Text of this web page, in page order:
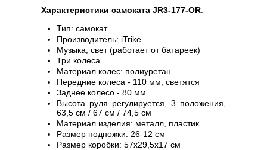
Характеристики самоката JR3-177-OR:
Тип: самокат
Производитель: iTrike
Музыка, свет (работает от батареек)
Три колеса
Материал колес: полиуретан
Передние колеса - 110 мм, светятся
Заднее колесо - 80 мм
Высота руля регулируется, 3 положения,
63,5 см / 67 см / 74,5 см
Материал изделия: металл, пластик
Размер подножки: 26-12 см
Размер коробки: 57х29,5х17 см